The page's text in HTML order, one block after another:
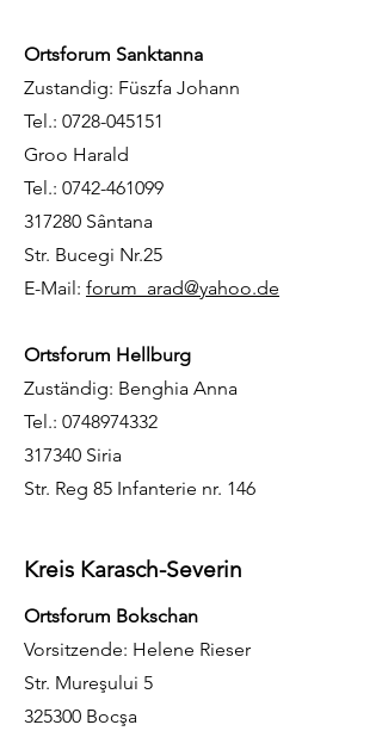
Ortsforum Sanktanna
Zustandig: Füszfa Johann
Tel.: 0728-045151
Groo Harald
Tel.: 0742-461099
317280 Sântana
Str. Bucegi Nr.25
E-Mail: forum_arad@yahoo.de
Ortsforum Hellburg
Zuständig: Benghia Anna
Tel.: 0748974332
317340 Siria
Str. Reg 85 Infanterie nr. 146
Kreis Karasch-Severin
Ortsforum Bokschan
Vorsitzende: Helene Rieser
Str. Mureşului 5
325300 Bocşa